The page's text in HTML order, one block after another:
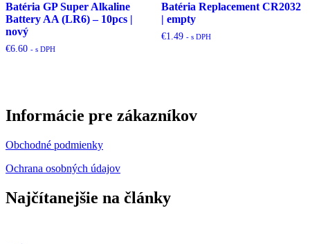
Batéria GP Super Alkaline
Battery AA (LR6) – 10pcs |
nový
€6.60 - s DPH
Batéria Replacement CR2032
| empty
€1.49 - s DPH
Informácie pre zákazníkov
Obchodné podmienky
Ochrana osobných údajov
Najčítanejšie na články